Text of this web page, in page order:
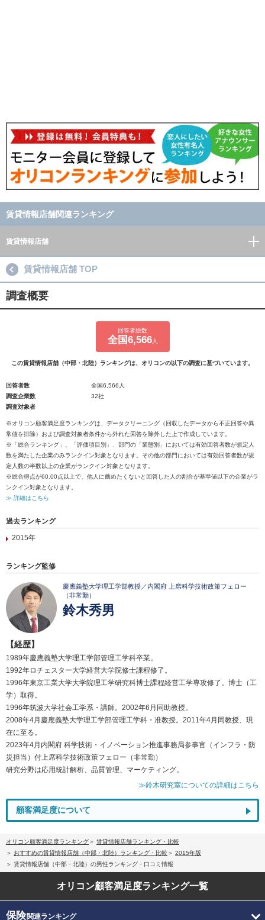
賃貸情報店舗関連ランキング
賃貸情報店舗
賃貸情報店舗 TOP
調査概要
回答者総数
全国6,566人
この賃貸情報店舗（中部・北陸）ランキングは、オリコンの以下の調査に基づいています。
回答者数
全国6,566人
調査企業数
32社
調査対象者
※オリコン顧客満足度ランキングは、データクリーニング（回収したデータから不正回答や異
常値を排除）および調査対象者条件から外れた回答を除外した上で作成しています。
※「総合ランキング」、「評価項目別」、部門の「業態別」においては有効回答者数が規定人
数を満たした企業のみランクイン対象となります。その他の部門においては有効回答者数が規
定人数の半数以上の企業がランクイン対象となります。
※総合得点が60.00点以上で、他人に薦めたくないと回答した人の割合が基準値以下の企業がラ
ンクイン対象となります。
≫ 詳細はこちら
過去ランキング
2015年
ランキング監修
慶應義塾大学理工学部教授／内閣府 上席科学技術政策フェロー
（非常勤）
鈴木秀男
【経歴】
1989年慶應義塾大学理工学部管理工学科卒業。
1992年ロチェスター大学経営大学院修士課程修了。
1996年東京工業大学大学院理工学研究科博士課程経営工学専攻修了。博士（工
学）取得。
1996年筑波大学社会工学系・講師。2002年6月同助教授。
2008年4月慶應義塾大学理工学部管理工学科・准教授。2011年4月同教授、現
在に至る。
2023年4月内閣府 科学技術・イノベーション推進事務局参事官（インフラ・防
災担当）付上席科学技術政策フェロー（非常勤）
研究分野は応用統計解析、品質管理、マーケティング。
≫鈴木研究室についての詳細はこちら
顧客満足度について
オリコン顧客満足度ランキング
賃貸情報店舗ランキング・比較
おすすめの賃貸情報店舗（中部・北陸）ランキング・比較
2015年版
賃貸情報店舗（中部・北陸）の男性ランキング・口コミ情報
オリコン顧客満足度ランキング一覧
保険関連ランキング